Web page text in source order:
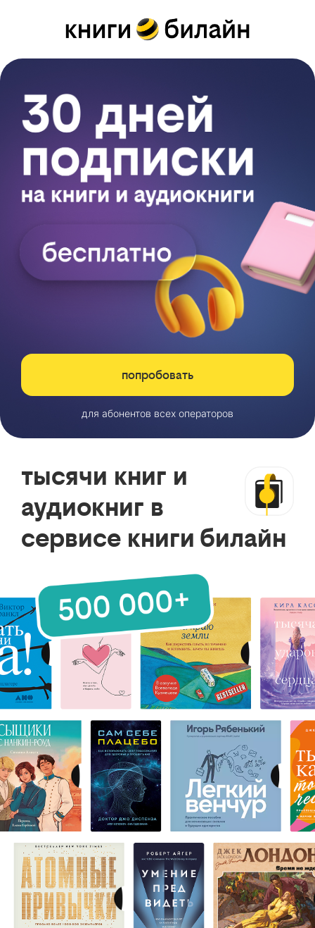
попробовать
для абонентов всех операторов
тысячи книг и
аудиокниг в
сервисе книги билайн